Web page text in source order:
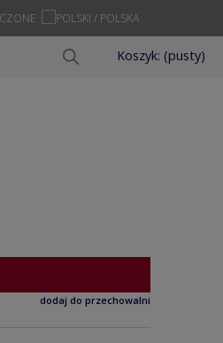
Koszyk: (pusty)
dodaj do przechowalni